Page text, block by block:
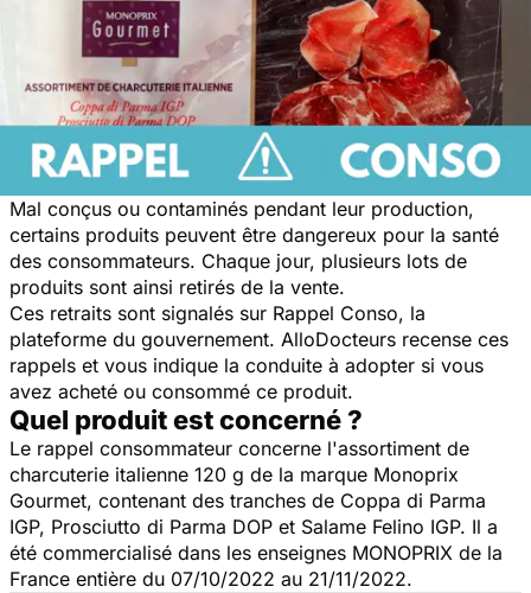
Mal conçus ou contaminés pendant leur production,
certains produits peuvent être dangereux pour la santé
des consommateurs. Chaque jour, plusieurs lots de
produits sont ainsi retirés de la vente.
Ces retraits sont signalés sur Rappel Conso, la
plateforme du gouvernement. AlloDocteurs recense ces
rappels et vous indique la conduite à adopter si vous
avez acheté ou consommé ce produit.
Quel produit est concerné ?
Le rappel consommateur concerne l'assortiment de
charcuterie italienne 120 g de la marque Monoprix
Gourmet, contenant des tranches de Coppa di Parma
IGP, Prosciutto di Parma DOP et Salame Felino IGP. Il a
été commercialisé dans les enseignes MONOPRIX de la
France entière du 07/10/2022 au 21/11/2022.